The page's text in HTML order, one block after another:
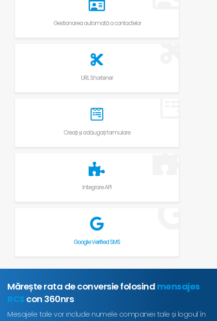
Gestionarea automată a contactelor
URL Shortener
Creați și adăugați formulare
Integrare API
Google Verified SMS
Mărește rata de conversie folosind mensajes
RCS con 360nrs
Mesajele tale vor include numele companiei tale și logoul în